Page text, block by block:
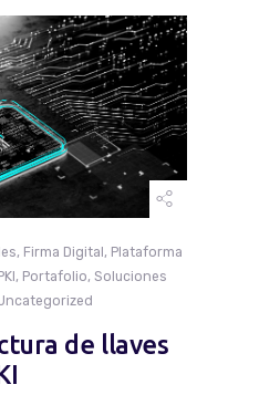
Soporte
, Firma Digital , Plataforma
, Portafolio, Soluciones
de llaves